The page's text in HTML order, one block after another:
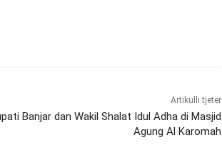
Artikulli tjetër
Banjar dan Wakil Shalat Idul Adha di Masjid
Agung Al Karomah